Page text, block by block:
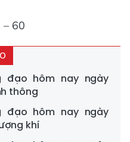
– 60
đạo hôm nay ngày
thông
đạo hôm nay ngày
khí